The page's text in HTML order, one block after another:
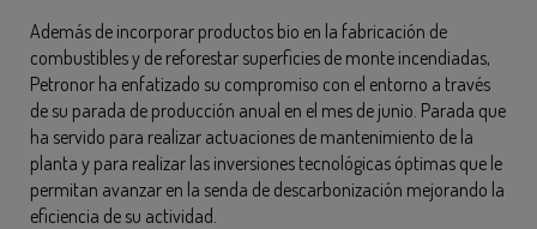
Además de incorporar productos bio en la fabricación de
combustibles y de reforestar superficies de monte incendiadas,
Petronor ha enfatizado su compromiso con el entorno a través
de su parada de producción anual en el mes de junio. Parada que
ha servido para realizar actuaciones de mantenimiento de la
planta y para realizar las inversiones tecnológicas óptimas que le
permitan avanzar en la senda de descarbonización mejorando la
eficiencia de su actividad.